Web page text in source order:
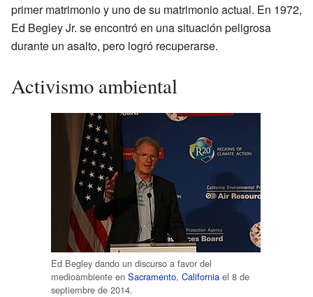
primer matrimonio y uno de su matrimonio actual. En 1972,
Ed Begley Jr. se encontró en una situación peligrosa
durante un asalto, pero logró recuperarse.
Activismo ambiental
Ed Begley dando un discurso a favor del
medioambiente en Sacramento, California el 8 de
septiembre de 2014.